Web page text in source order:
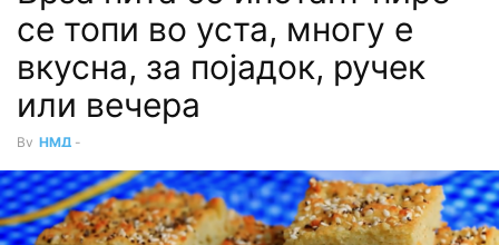
се топи во уста, многу е
вкусна, за појадок, ручек
или вечера
By НМД -